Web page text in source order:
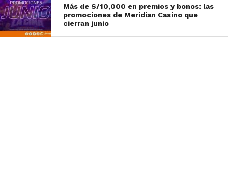
Más de S/10,000 en premios y bonos: las
promociones de Meridian Casino que
cierran junio